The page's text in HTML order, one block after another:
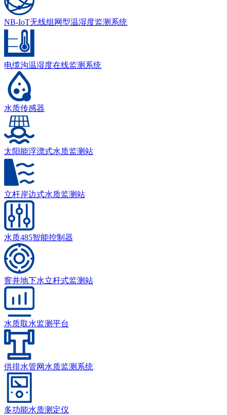
NB-IoT无线组网型温湿度监测系统
电缆沟温湿度在线监测系统
水质传感器
太阳能浮漂式水质监测站
立杆岸边式水质监测站
水质485智能控制器
窨井地下水立杆式监测站
水质取水监测平台
供排水管网水质监测系统
多功能水质测定仪